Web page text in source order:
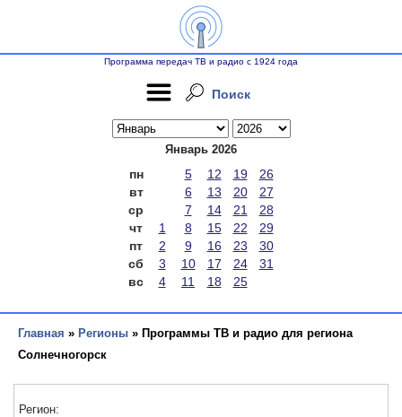
Программа передач ТВ и радио с 1924 года
Поиск
Январь 2026
пн 5 12 19
26
вт
6 13 20
27
ср
7 14 21
28
чт
1 8 15 22
29
пт
2 9 16 23
30
сб
3 10 17 24
31
вс
4 11 18 25
Главная » Регионы » Программы ТВ и радио для региона
Солнечногорск
Регион: